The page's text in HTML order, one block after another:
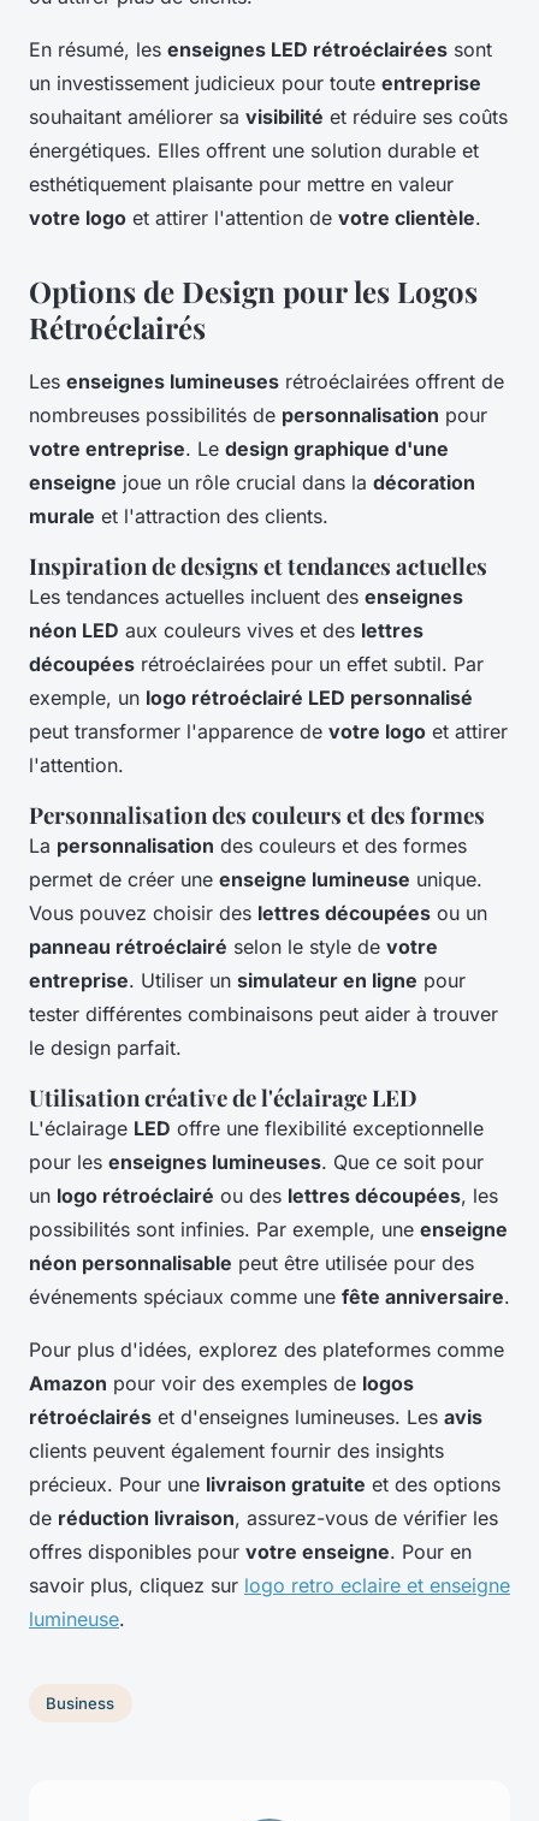
En résumé, les enseignes LED rétroéclairées sont
un investissement judicieux pour toute entreprise
souhaitant améliorer sa visibilité et réduire ses coûts
énergétiques. Elles offrent une solution durable et
esthétiquement plaisante pour mettre en valeur
votre logo et attirer l'attention de votre clientèle.
Options de Design pour les Logos
Rétroéclairés
Les enseignes lumineuses rétroéclairées offrent de
nombreuses possibilités de personnalisation pour
votre entreprise. Le design graphique d'une
enseigne joue un rôle crucial dans la décoration
murale et l'attraction des clients.
Inspiration de designs et tendances actuelles
Les tendances actuelles incluent des enseignes
néon LED aux couleurs vives et des lettres
découpées rétroéclairées pour un effet subtil. Par
exemple, un logo rétroéclairé LED personnalisé
peut transformer l'apparence de votre logo et attirer
l'attention.
Personnalisation des couleurs et des formes
La personnalisation des couleurs et des formes
permet de créer une enseigne lumineuse unique.
Vous pouvez choisir des lettres découpées ou un
panneau rétroéclairé selon le style de votre
entreprise. Utiliser un simulateur en ligne pour
tester différentes combinaisons peut aider à trouver
le design parfait.
Utilisation créative de l'éclairage LED
L'éclairage LED offre une flexibilité exceptionnelle
pour les enseignes lumineuses. Que ce soit pour
un logo rétroéclairé ou des lettres découpées, les
possibilités sont infinies. Par exemple, une enseigne
néon personnalisable peut être utilisée pour des
événements spéciaux comme une fête anniversaire.
Pour plus d'idées, explorez des plateformes comme
Amazon pour voir des exemples de logos
rétroéclairés et d'enseignes lumineuses. Les avis
clients peuvent également fournir des insights
précieux. Pour une livraison gratuite et des options
de réduction livraison, assurez-vous de vérifier les
offres disponibles pour votre enseigne. Pour en
savoir plus, cliquez sur logo retro eclaire et enseigne
lumineuse.
Business